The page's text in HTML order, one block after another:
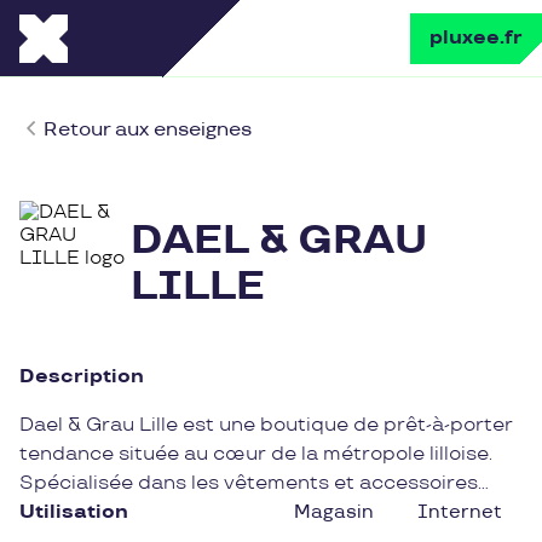
pluxee.fr
Retour aux enseignes
DAEL & GRAU
LILLE
Description
Dael & Grau Lille est une boutique de prêt-à-porter
tendance située au cœur de la métropole lilloise.
Spécialisée dans les vêtements et accessoires
pour hommes et femmes, elle propose une
Utilisation Magasin Internet